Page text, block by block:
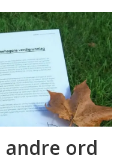
ord